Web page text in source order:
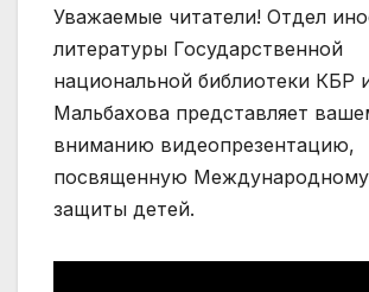
Уважаемые читатели! Отдел
литературы Государственной
национальной библиотеки КБР
Мальбахова представляет
вниманию видеопрезентацию,
посвященную
защиты детей.